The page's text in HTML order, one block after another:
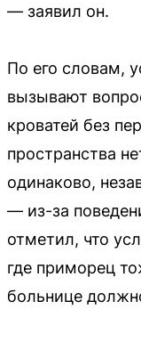
— заявил он.
По его словам,
вызывают
кроватей без
пространства
одинаково,
— из-за
отметил, что
где приморец
больнице